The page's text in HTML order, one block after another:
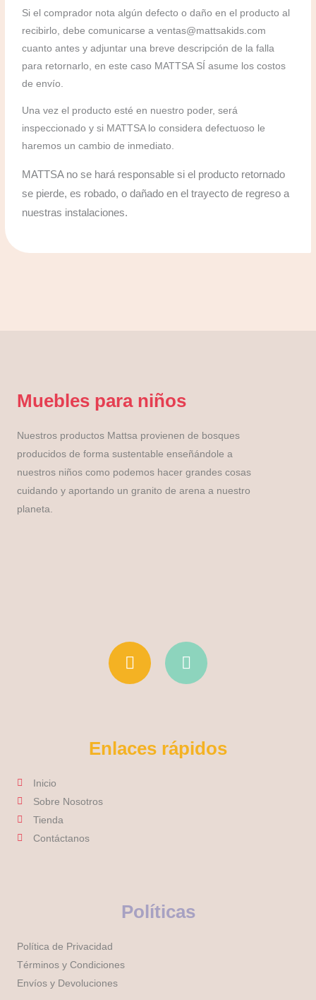
Si el comprador nota algún defecto o daño en el producto al
recibirlo, debe comunicarse a ventas@mattsakids.com
cuanto antes y adjuntar una breve descripción de la falla
para retornarlo, en este caso MATTSA SÍ asume los costos
de envío.
Una vez el producto esté en nuestro poder, será
inspeccionado y si MATTSA lo considera defectuoso le
haremos un cambio de inmediato.
MATTSA no se hará responsable si el producto retornado
se pierde, es robado, o dañado en el trayecto de regreso a
nuestras instalaciones.
Muebles para niños
Nuestros productos Mattsa provienen de bosques
producidos de forma sustentable enseñándole a
nuestros niños como podemos hacer grandes cosas
cuidando y aportando un granito de arena a nuestro
planeta.
I
n
s
r
a
F
a
c
o
k
Enlaces rápidos
Inicio
Sobre Nosotros
Tienda
Contáctanos
Políticas
Política de Privacidad
Términos y Condiciones
Envíos y Devoluciones